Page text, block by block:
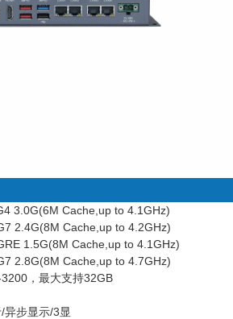
3.0G(6M Cache,up to 4.1GHz)
2.4G(8M Cache,up to 4.2GHz)
1.5G(8M Cache,up to 4.1GHz)
2.8G(8M Cache,up to 4.7GHz)
，最大支持32GB
异步显示/3显